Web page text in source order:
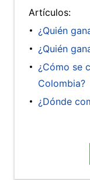
Artículos:
¿Quién
¿Quién
¿Cómo se
Colombia?
¿Dónde